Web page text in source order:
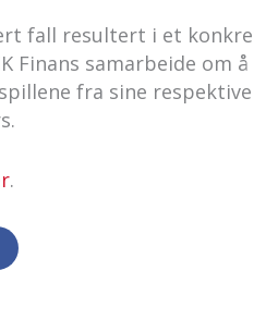
fall resultert i et
Finans samarbeide om
fra sine
.